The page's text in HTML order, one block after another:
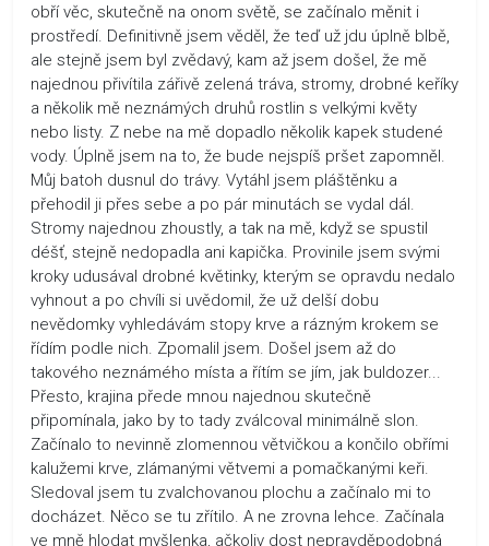
obří věc, skutečně na onom světě, se začínalo měnit i
prostředí. Definitivně jsem věděl, že teď už jdu úplně blbě,
ale stejně jsem byl zvědavý, kam až jsem došel, že mě
najednou přivítila zářivě zelená tráva, stromy, drobné keříky
a několik mě neznámých druhů rostlin s velkými květy
nebo listy. Z nebe na mě dopadlo několik kapek studené
vody. Úplně jsem na to, že bude nejspíš pršet zapomněl.
Můj batoh dusnul do trávy. Vytáhl jsem pláštěnku a
přehodil ji přes sebe a po pár minutách se vydal dál.
Stromy najednou zhoustly, a tak na mě, když se spustil
déšť, stejně nedopadla ani kapička. Provinile jsem svými
kroky udusával drobné květinky, kterým se opravdu nedalo
vyhnout a po chvíli si uvědomil, že už delší dobu
nevědomky vyhledávám stopy krve a rázným krokem se
řídím podle nich. Zpomalil jsem. Došel jsem až do
takového neznámého místa a řítím se jím, jak buldozer...
Přesto, krajina přede mnou najednou skutečně
připomínala, jako by to tady zválcoval minimálně slon.
Začínalo to nevinně zlomennou větvičkou a končilo obřími
kalužemi krve, zlámanými větvemi a pomačkanými keři.
Sledoval jsem tu zvalchovanou plochu a začínalo mi to
docházet. Něco se tu zřítilo. A ne zrovna lehce. Začínala
ve mně hlodat myšlenka, ačkoliv dost nepravděpodobná